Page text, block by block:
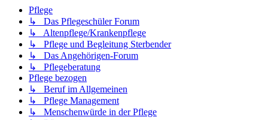
Pflege
↳ Das Pflegeschüler Forum
↳ Altenpflege/Krankenpflege
↳ Pflege und Begleitung Sterbender
↳ Das Angehörigen-Forum
↳ Pflegeberatung
Pflege bezogen
↳ Beruf im Allgemeinen
↳ Pflege Management
↳ Menschenwürde in der Pflege